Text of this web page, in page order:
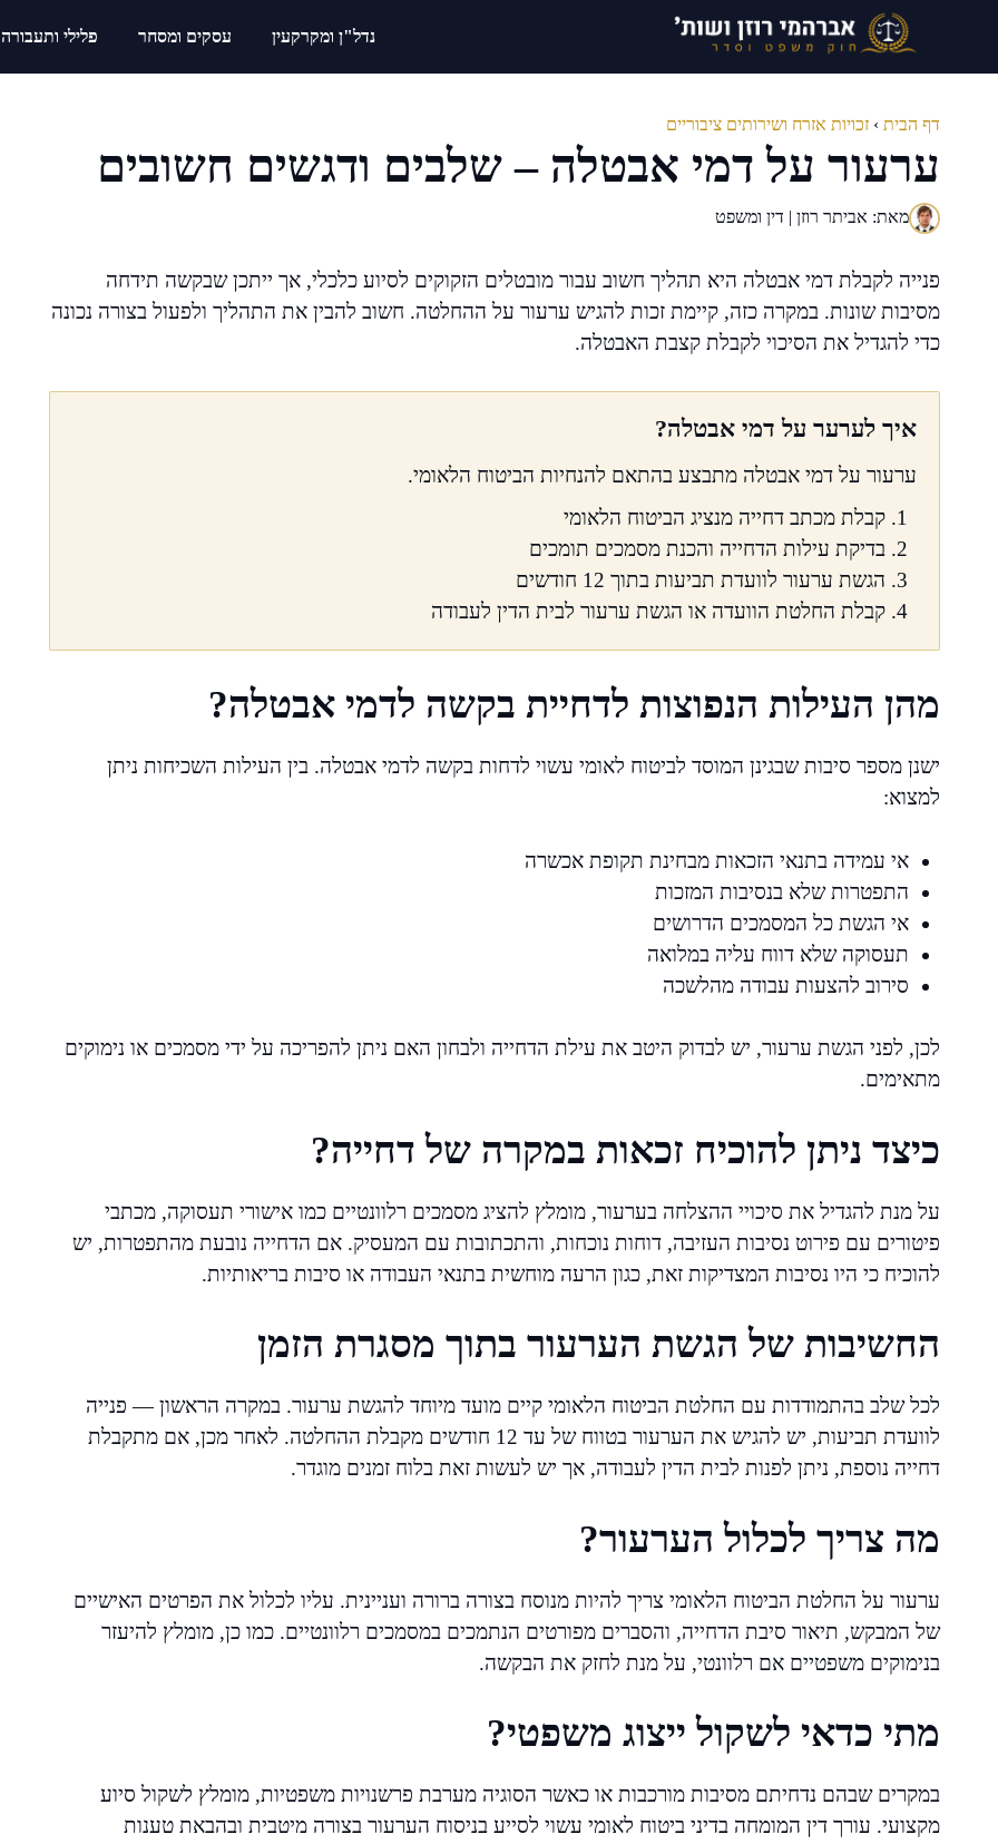
נדל"ן ומקרקעין עסקים ומסחר פלילי ותעבורה
דף הבית › זכויות אזרח ושירותים ציבוריים
ערעור על דמי אבטלה – שלבים ודגשים חשובים
מאת: אביתר רוזן | דין ומשפט
פנייה לקבלת דמי אבטלה היא תהליך חשוב עבור מובטלים הזקוקים לסיוע כלכלי, אך ייתכן שבקשה תידחה
מסיבות שונות. במקרה כזה, קיימת זכות להגיש ערעור על ההחלטה. חשוב להבין את התהליך ולפעול בצורה נכונה
כדי להגדיל את הסיכוי לקבלת קצבת האבטלה.
איך לערער על דמי אבטלה?
ערעור על דמי אבטלה מתבצע בהתאם להנחיות הביטוח הלאומי.
קבלת מכתב דחייה מנציג הביטוח הלאומי
בדיקת עילות הדחייה והכנת מסמכים תומכים
הגשת ערעור לוועדת תביעות בתוך 12 חודשים
קבלת החלטת הוועדה או הגשת ערעור לבית הדין לעבודה
מהן העילות הנפוצות לדחיית בקשה לדמי אבטלה?
ישנן מספר סיבות שבגינן המוסד לביטוח לאומי עשוי לדחות בקשה לדמי אבטלה. בין העילות השכיחות ניתן
למצוא:
אי עמידה בתנאי הזכאות מבחינת תקופת אכשרה
התפטרות שלא בנסיבות המזכות
אי הגשת כל המסמכים הדרושים
תעסוקה שלא דווח עליה במלואה
סירוב להצעות עבודה מהלשכה
לכן, לפני הגשת ערעור, יש לבדוק היטב את עילת הדחייה ולבחון האם ניתן להפריכה על ידי מסמכים או נימוקים
מתאימים.
כיצד ניתן להוכיח זכאות במקרה של דחייה?
על מנת להגדיל את סיכויי ההצלחה בערעור, מומלץ להציג מסמכים רלוונטיים כמו אישורי תעסוקה, מכתבי
פיטורים עם פירוט נסיבות העזיבה, דוחות נוכחות, והתכתובות עם המעסיק. אם הדחייה נובעת מהתפטרות, יש
להוכיח כי היו נסיבות המצדיקות זאת, כגון הרעה מוחשית בתנאי העבודה או סיבות בריאותיות.
החשיבות של הגשת הערעור בתוך מסגרת הזמן
לכל שלב בהתמודדות עם החלטת הביטוח הלאומי קיים מועד מיוחד להגשת ערעור. במקרה הראשון — פנייה
לוועדת תביעות, יש להגיש את הערעור בטווח של עד 12 חודשים מקבלת ההחלטה. לאחר מכן, אם מתקבלת
דחייה נוספת, ניתן לפנות לבית הדין לעבודה, אך יש לעשות זאת בלוח זמנים מוגדר.
מה צריך לכלול הערעור?
ערעור על החלטת הביטוח הלאומי צריך להיות מנוסח בצורה ברורה ועניינית. עליו לכלול את הפרטים האישיים
של המבקש, תיאור סיבת הדחייה, והסברים מפורטים הנתמכים במסמכים רלוונטיים. כמו כן, מומלץ להיעזר
בנימוקים משפטיים אם רלוונטי, על מנת לחזק את הבקשה.
מתי כדאי לשקול ייצוג משפטי?
במקרים שבהם נדחיתם מסיבות מורכבות או כאשר הסוגיה מערבת פרשנויות משפטיות, מומלץ לשקול סיוע
מקצועי. עורך דין המומחה בדיני ביטוח לאומי עשוי לסייע בניסוח הערעור בצורה מיטבית ובהבאת טענות